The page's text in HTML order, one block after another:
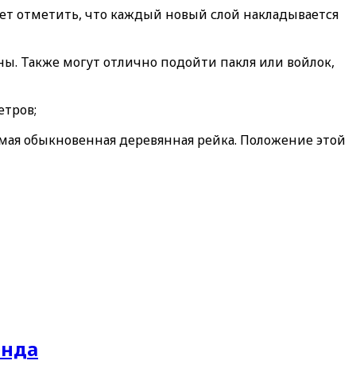
отметить, что каждый новый слой накладывается
Также могут отлично подойти пакля или войлок,
обыкновенная деревянная рейка. Положение этой